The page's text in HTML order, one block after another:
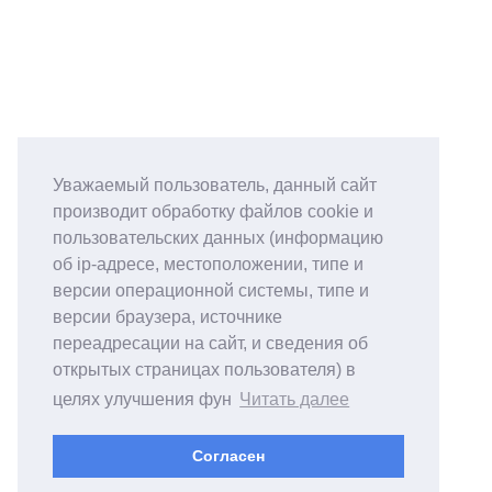
Уважаемый пользователь, данный сайт
производит обработку файлов cookie и
пользовательских данных (информацию
об ip-адресе, местоположении, типе и
версии операционной системы, типе и
версии браузера, источнике
переадресации на сайт, и сведения об
открытых страницах пользователя) в
целях улучшения фун Читать далее
Согласен